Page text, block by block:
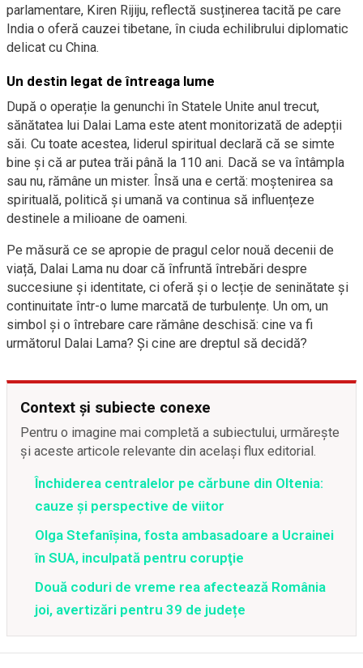
parlamentare, Kiren Rijiju, reflectă susținerea tacită pe care
India o oferă cauzei tibetane, în ciuda echilibrului diplomatic
delicat cu China.
Un destin legat de întreaga lume
După o operație la genunchi în Statele Unite anul trecut,
sănătatea lui Dalai Lama este atent monitorizată de adepții
săi. Cu toate acestea, liderul spiritual declară că se simte
bine și că ar putea trăi până la 110 ani. Dacă se va întâmpla
sau nu, rămâne un mister. Însă una e certă: moștenirea sa
spirituală, politică și umană va continua să influențeze
destinele a milioane de oameni.
Pe măsură ce se apropie de pragul celor nouă decenii de
viață, Dalai Lama nu doar că înfruntă întrebări despre
succesiune și identitate, ci oferă și o lecție de seninătate și
continuitate într-o lume marcată de turbulențe. Un om, un
simbol și o întrebare care rămâne deschisă: cine va fi
următorul Dalai Lama? Și cine are dreptul să decidă?
Context și subiecte conexe
Pentru o imagine mai completă a subiectului, urmărește
și aceste articole relevante din același flux editorial.
Închiderea centralelor pe cărbune din Oltenia:
cauze și perspective de viitor
Olga Stefanîşina, fosta ambasadoare a Ucrainei
în SUA, inculpată pentru corupţie
Două coduri de vreme rea afectează România
joi, avertizări pentru 39 de județe